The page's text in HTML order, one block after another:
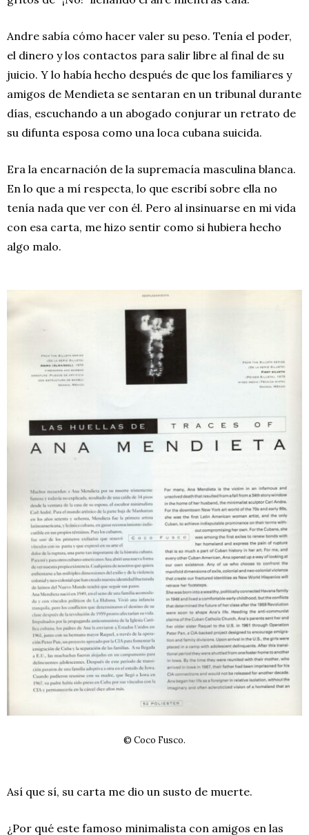
Andre sabía cómo hacer valer su peso. Tenía el poder,
el dinero y los contactos para salir libre al final de su
juicio. Y lo había hecho después de que los familiares y
amigos de Mendieta se sentaran en un tribunal durante
días, escuchando a un abogado conjurar un retrato de
su difunta esposa como una loca cubana suicida.
Era la encarnación de la supremacía masculina blanca.
En lo que a mí respecta, lo que escribí sobre ella no
tenía nada que ver con él. Pero al insinuarse en mi vida
con esa carta, me hizo sentir como si hubiera hecho
algo malo.
© Coco Fusco.
Así que sí, su carta me dio un susto de muerte.
¿Por qué este famoso minimalista con amigos en las